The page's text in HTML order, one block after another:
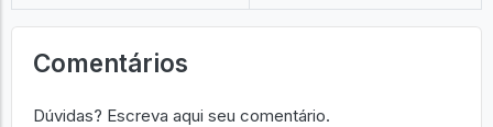
Comentários
Dúvidas? Escreva aqui seu comentário.